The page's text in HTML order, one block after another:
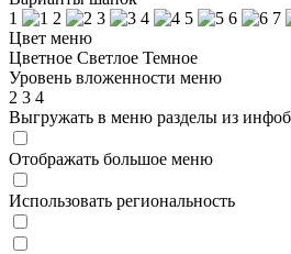
1
2 3 4 5 6 7
Цвет меню
Цветное Светлое Темное
Уровень вложенности меню
2 3 4
Выгружать в меню разделы из
Отображать большое меню
Использовать региональность